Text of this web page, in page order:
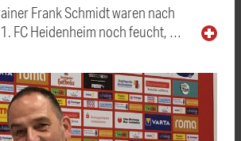
Frank Schmidt waren nach
FC Heidenheim noch feucht, …